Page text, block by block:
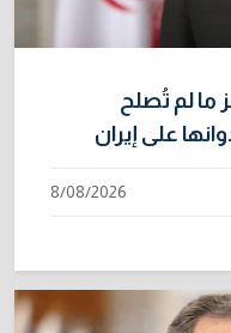
ما لم تُصلح
على إيران
8/08/2026